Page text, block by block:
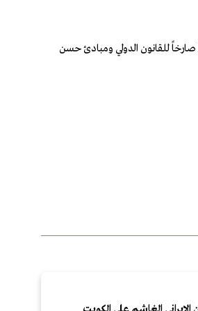
الذي يعد انتهاكاً صارخاً للقانون الدولي ومبادئ حسن